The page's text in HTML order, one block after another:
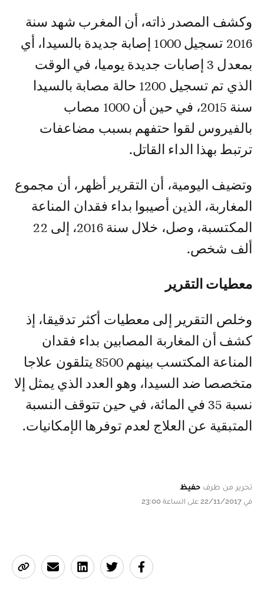
وكشف المصدر ذاته، أن المغرب شهد سنة
2016 تسجيل 1000 إصابة جديدة بالسيدا، أي
بمعدل 3 إصابات جديدة يوميا، في الوقت
الذي تم تسجيل 1200 حالة مصابة بالسيدا
سنة 2015، في حين أن 1000 مصاب
بالفيروس لقوا حتفهم بسبب مضاعفات
ترتبط بهذا الداء القاتل.
وتضيف اليومية، أن التقرير أظهر، أن مجموع
المغاربة، الذين أصيبوا بداء فقدان المناعة
المكتسبة، وصل، خلال سنة 2016، إلى 22
ألف شخص.
معطيات التقرير
وخلص التقرير إلى معطيات أكثر تدقيقا، إذ
كشف أن المغاربة المصابين بداء فقدان
المناعة المكتسب بينهم 8500 يتلقون علاجا
متخصصا ضد السيدا، وهو العدد الذي يمثل إلا
نسبة 35 في المائة، في حين تتوقف النسبة
المتبقية عن العلاج لعدم توفرها الإمكانيات.
تحرير من طرف حفيظ
في 22/11/2017 على الساعة 23:00